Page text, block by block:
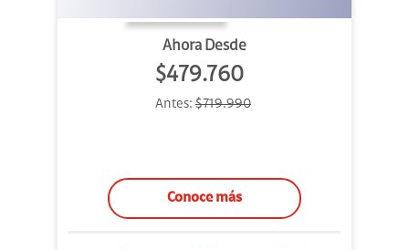
Ahora Desde
$479.760
Antes: $719.990
Conoce más